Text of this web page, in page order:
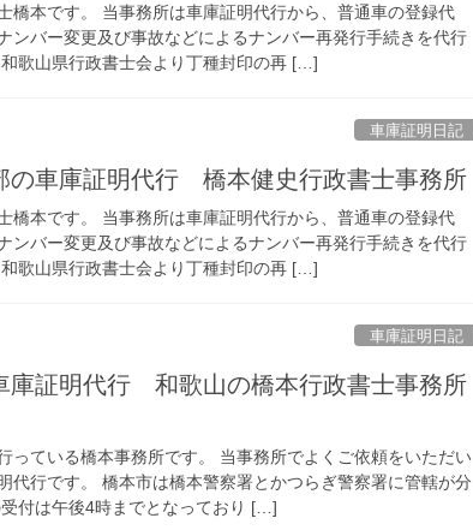
橋本です。 当事務所は車庫証明代行から、普通車の登録代
ンバー変更及び事故などによるナンバー再発行手続きを代行
歌山県行政書士会より丁種封印の再 […]
車庫証明日記
の車庫証明代行 橋本健史行政書士事務所
橋本です。 当事務所は車庫証明代行から、普通車の登録代
ンバー変更及び事故などによるナンバー再発行手続きを代行
歌山県行政書士会より丁種封印の再 […]
車庫証明日記
庫証明代行 和歌山の橋本行政書士事務所
っている橋本事務所です。 当事務所でよくご依頼をいただい
代行です。 橋本市は橋本警察署とかつらぎ警察署に管轄が分
付は午後4時までとなっており […]